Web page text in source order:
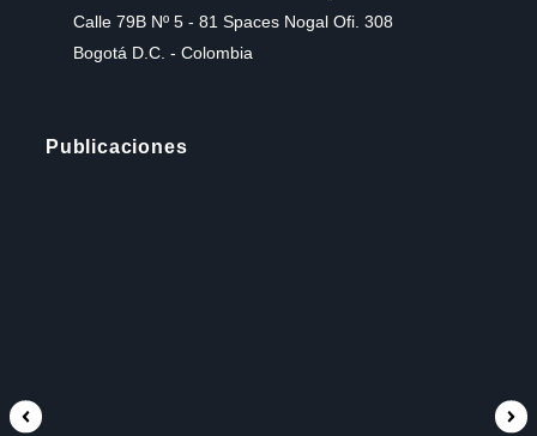
Calle 79B Nº 5 - 81 Spaces Nogal Ofi. 308
Bogotá D.C. - Colombia
Publicaciones